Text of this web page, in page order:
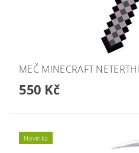
MEČ MINECRAFT
550 Kč
Novinka